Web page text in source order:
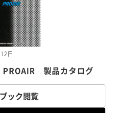
PROAIR 製品カタログ
日
ック閲覧